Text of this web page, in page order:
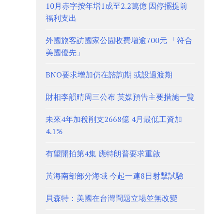
10月赤字按年增1成至2.2萬億 因停擺提前
福利支出
外國旅客訪國家公園收費增逾700元 「符合
美國優先」
BNO要求增加仍在諮詢期 或設過渡期
財相李韻晴周三公布 英媒預告主要措施一覽
未來4年加稅削支2668億 4月最低工資加
4.1%
有望開拍第4集 應特朗普要求重啟
黃海南部部分海域 今起一連8日射擊試驗
貝森特：美國在台灣問題立場並無改變